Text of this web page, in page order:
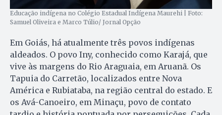
Educação indígena no Colégio Estadual Indígena Maurehi | Foto:
Samuel Oliveira e Marco Túlio/ Jornal Opção
Em Goiás, há atualmente três povos indígenas
aldeados. O povo Iny, conhecido como Karajá, que
vive às margens do Rio Araguaia, em Aruanã. Os
Tapuia do Carretão, localizados entre Nova
América e Rubiataba, na região central do estado. E
os Avá-Canoeiro, em Minaçu, povo de contato